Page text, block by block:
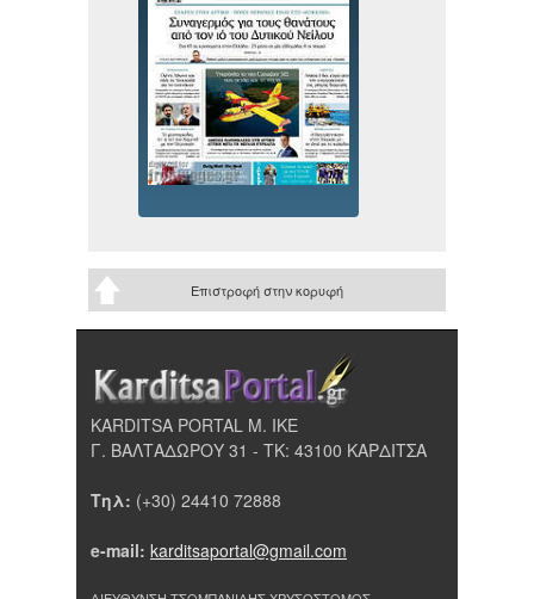
Επιστροφή στην κορυφή
KARDITSA PORTAL Μ. ΙΚΕ
Γ. ΒΑΛΤΑΔΩΡΟΥ 31 - ΤΚ: 43100 ΚΑΡΔΙΤΣΑ
Τηλ: (+30) 24410 72888
e-mail: karditsaportal@gmail.com